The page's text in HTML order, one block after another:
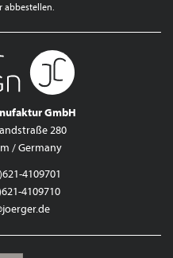
abbestellen.
GmbH
280
/ Germany
4109701
4109710